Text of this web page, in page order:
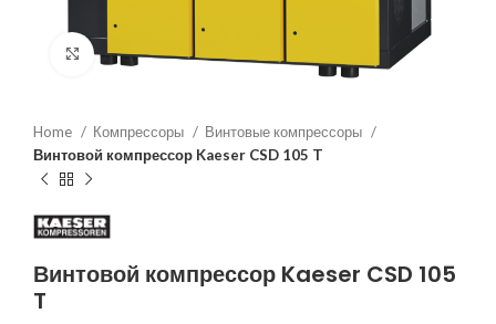
Увеличить
Home Компрессоры
Винтовые компрессоры
Винтовой компрессор Kaeser CSD 105 T
Винтовой компрессор Kaeser CSD 105
T